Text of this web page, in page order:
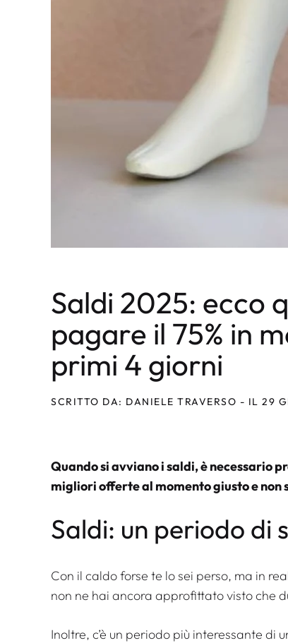
Saldi 2025: ecco
pagare il 75% in
primi 4 giorni
SCRITTO DA: DANIELE TRAVERSO - IL 29
Quando si avviano i saldi, è necessario
migliori offerte al momento giusto e
Saldi: un periodo di
Con il caldo forse te lo sei perso, ma in
non ne hai ancora approfittato visto che
Inoltre, c’è un periodo più interessante